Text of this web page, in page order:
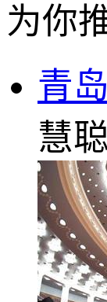
为你
青
慧